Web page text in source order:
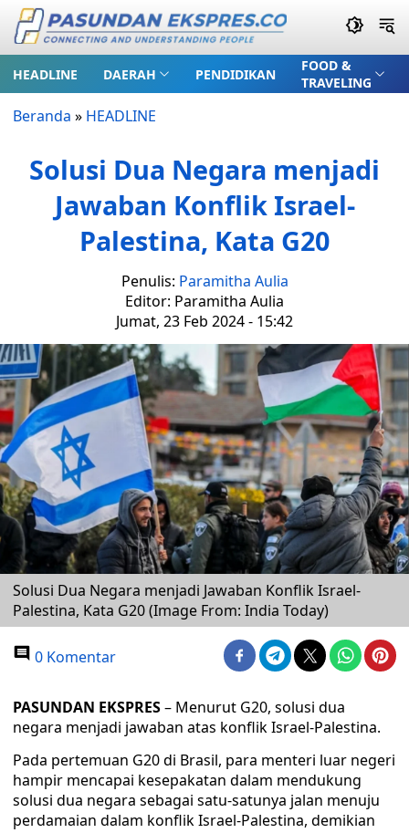
HEADLINE DAERAH PENDIDIKAN
FOOD &
TRAVELING
Beranda » HEADLINE
Solusi Dua Negara menjadi
Jawaban Konflik Israel-
Palestina, Kata G20
Penulis: Paramitha Aulia
Editor: Paramitha Aulia
Jumat, 23 Feb 2024 - 15:42
Solusi Dua Negara menjadi Jawaban Konflik Israel-
Palestina, Kata G20 (Image From: India Today)
0 Komentar
PASUNDAN EKSPRES– Menurut G20, solusi dua
negara menjadi jawaban atas konflik Israel-Palestina.
Pada pertemuan G20 di Brasil, para menteri luar negeri
hampir mencapai kesepakatan dalam mendukung
solusi dua negara sebagai satu-satunya jalan menuju
perdamaian dalam konflik Israel-Palestina, demikian